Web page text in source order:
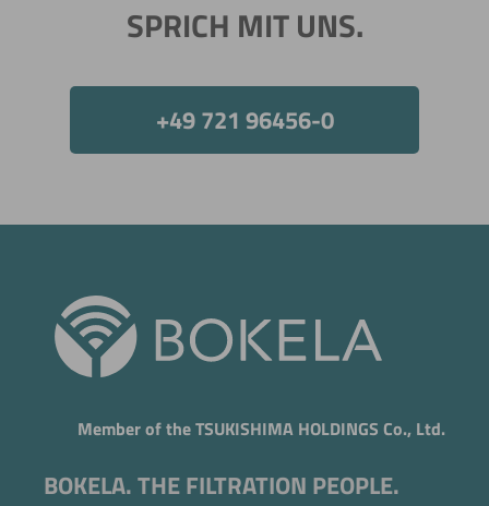
SPRICH MIT UNS.
+49 721 96456-0
Member of the TSUKISHIMA HOLDINGS Co., Ltd.
BOKELA. THE FILTRATION PEOPLE.